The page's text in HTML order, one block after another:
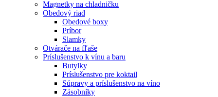
Magnetky na chladničku
Obedový riad
Obedové boxy
Príbor
Slamky
Otvárače na fľaše
Príslušenstvo k vínu a baru
Butylky
Príslušenstvo pre koktail
Súpravy a príslušenstvo na víno
Zásobníky